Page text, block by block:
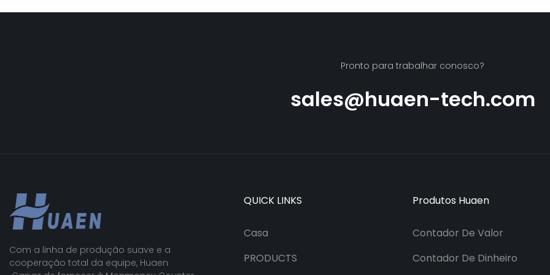
Pronto para trabalhar conosco?
sales@huaen-tech.com
Com a linha de produção suave e a
cooperação total da equipe, Huaen
QUICK LINKS
Casa
PRODUCTS
Produtos Huaen
Contador De Valor
Contador De Dinheiro